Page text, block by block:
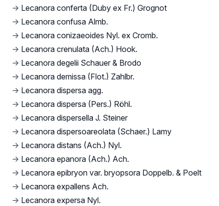
→ Lecanora conferta (Duby ex Fr.) Grognot
→ Lecanora confusa Almb.
→ Lecanora conizaeoides Nyl. ex Cromb.
→ Lecanora crenulata (Ach.) Hook.
→ Lecanora degelii Schauer & Brodo
→ Lecanora demissa (Flot.) Zahlbr.
→ Lecanora dispersa agg.
→ Lecanora dispersa (Pers.) Röhl.
→ Lecanora dispersella J. Steiner
→ Lecanora dispersoareolata (Schaer.) Lamy
→ Lecanora distans (Ach.) Nyl.
→ Lecanora epanora (Ach.) Ach.
→ Lecanora epibryon var. bryopsora Doppelb. & Poelt
→ Lecanora expallens Ach.
→ Lecanora expersa Nyl.